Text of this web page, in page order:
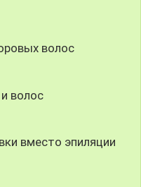
волос
волос
вместо эпиляции